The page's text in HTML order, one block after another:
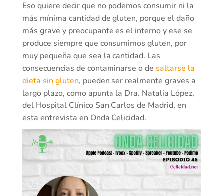
Eso quiere decir que no podemos consumir ni la
más mínima cantidad de gluten, porque el daño
más grave y preocupante es el interno y ese se
produce siempre que consumimos gluten, por
muy pequeña que sea la cantidad. Las
consecuencias de contaminarse o de saltarse la
dieta sin gluten, pueden ser realmente graves a
largo plazo, como apunta la Dra. Natalia López,
del Hospital Clínico San Carlos de Madrid, en
esta entrevista en Onda Celicidad.